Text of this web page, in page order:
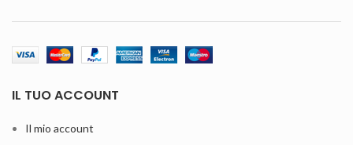
IL TUO ACCOUNT
Il mio account